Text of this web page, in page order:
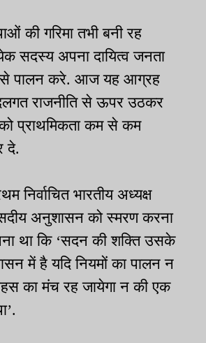
की गरिमा तभी बनी रह
सदस्य अपना दायित्व जनता
से पालन करे. आज यह आग्रह
राजनीति से ऊपर उठकर
प्राथमिकता कम से कम
दे.
निर्वाचित भारतीय अध्यक्ष
अनुशासन को स्मरण करना
था कि ‘सदन की शक्ति उसके
में है यदि नियमों का पालन न
का मंच रह जायेगा न की एक